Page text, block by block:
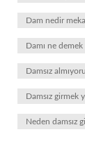
Dam nedir
Damı ne demek
Damsız
Damsız girmek
Neden damsız